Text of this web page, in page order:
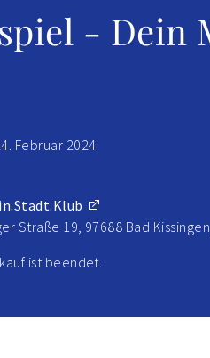
- Dein
Februar 2024
Straße 19, 97688 Bad
ist beendet.